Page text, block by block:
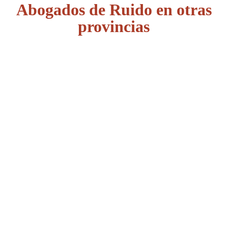
Abogados de Ruido en otras
provincias